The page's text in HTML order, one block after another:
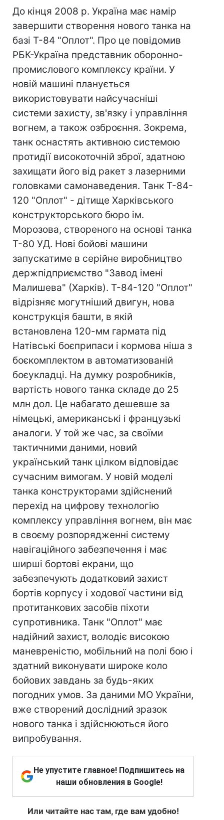
До кінця 2008 р. Україна має намір
завершити створення нового танка на
базі Т-84 "Оплот". Про це повідомив
РБК-Україна представник оборонно-
промислового комплексу країни. У
новій машині планується
використовувати найсучасніші
системи захисту, зв'язку і управління
вогнем, а також озброєння. Зокрема,
танк оснастять активною системою
протидії високоточній зброї, здатною
захищати його від ракет з лазерними
головками самонаведения. Танк Т-84-
120 "Оплот" - дітище Харківського
конструкторського бюро ім.
Морозова, створеного на основі танка
Т-80 УД. Нові бойові машини
запускатиме в серійне виробництво
держпідприємство "Завод імені
Малишева" (Харків). Т-84-120 "Оплот"
відрізняє могутніший двигун, нова
конструкція башти, в якій
встановлена 120-мм гармата під
Натівські боєприпаси і кормова ніша з
боєкомплектом в автоматизованій
боєукладцi. На думку розробників,
вартість нового танка складе до 25
млн дол. Це набагато дешевше за
німецькі, американські і французькі
аналоги. У той же час, за своїми
тактичними даними, новий
український танк цілком відповідає
сучасним вимогам. У новій моделі
танка конструкторами здійснений
перехід на цифрову технологію
комплексу управління вогнем, він має
в своєму розпорядженні систему
навігаційного забезпечення і має
ширші бортові екрани, що
забезпечують додатковий захист
бортів корпусу і ходової частини від
протитанкових засобів піхоти
супротивника. Танк "Оплот" має
надійний захист, володіє високою
маневреністю, мобільний на полі бою і
здатний виконувати широке коло
бойових завдань за будь-яких
погодних умов. За даними МО України,
вже створений дослідний зразок
нового танка і здійснюються його
випробування.
Не упустите главное! Подпишитесь на
наши обновления в Google!
Или читайте нас там, где вам удобно!